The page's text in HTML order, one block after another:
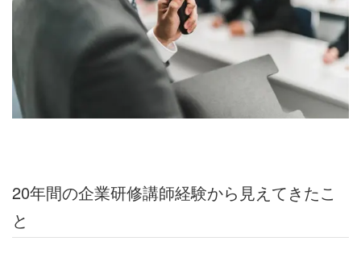
20年間の企業研修講師経験から見えてきたこ
と